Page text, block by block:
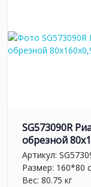
SG573090R
обрезной
Артикул:
Размер: 160*80
Вес: 80.75 кг